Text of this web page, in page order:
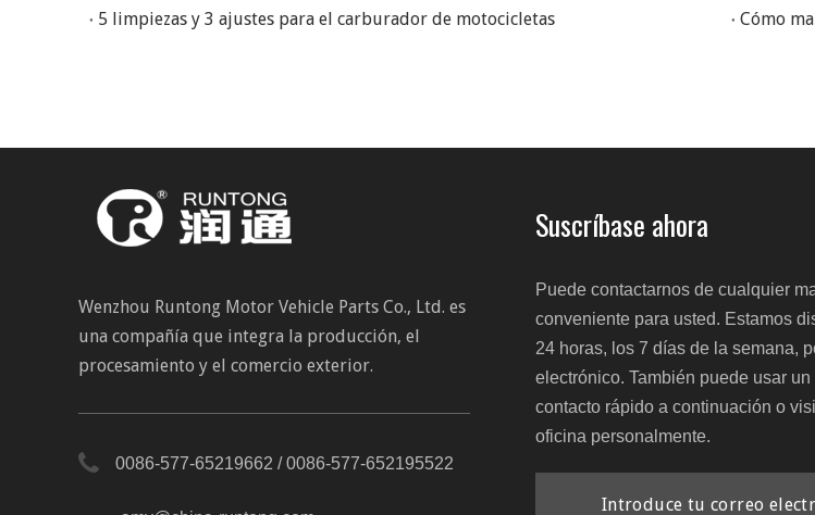
5 limpiezas y 3 ajustes para el carburador de motocicletas
Cómo
Wenzhou Runtong Motor Vehicle Parts Co., Ltd. es
una compañía que integra la producción, el
procesamiento y el comercio exterior.
0086-577-65219662 / 0086-577-652195522
Suscríbase ahora
Puede contactarnos de cualquier
conveniente para usted. Estamos
24 horas, los 7 días de la semana,
electrónico. También puede usar
contacto rápido a continuación o
oficina personalmente.